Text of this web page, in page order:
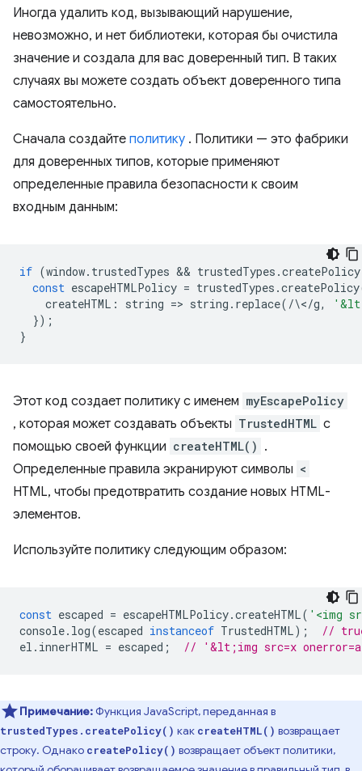
Иногда удалить код, вызывающий нарушение,
невозможно, и нет библиотеки, которая бы очистила
значение и создала для вас доверенный тип. В таких
случаях вы можете создать объект доверенного типа
самостоятельно.
Сначала создайте политику . Политики — это фабрики
для доверенных типов, которые применяют
определенные правила безопасности к своим
входным данным:
if (window. trustedTypes && trustedTypes .createPolicy
const escapeHTMLPolicy = trustedTypes .createPolicy
createHTML : string => string . replace( /\</g,
});
}
Этот код создает политику с именем myEscapePolicy
, которая может создавать объекты TrustedHTML с
помощью своей функции createHTML() .
Определенные правила экранируют символы <
HTML, чтобы предотвратить создание новых HTML-
элементов.
Используйте политику следующим образом:
const escaped = escapeHTMLPolicy.createHTML( '<img
console. log(escaped instanceof TrustedHTML);
//
el . innerHTML = escaped ; // '&lt;img src=x
Примечание: Функция JavaScript, переданная в
trustedTypes.createPolicy() как createHTML() возвращает
строку. Однако createPolicy() возвращает объект политики,